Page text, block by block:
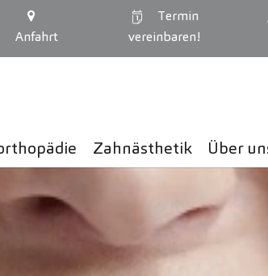
Anfahrt
Termin
vereinbaren!
Zahnästhetik Über